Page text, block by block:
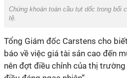
Chứng khoán toàn cầu tụt dốc trong bối
tệ.
Tổng Giám đốc Carstens cho
báo về việc giá tài sản cao đến
nên đợt điều chỉnh của thị